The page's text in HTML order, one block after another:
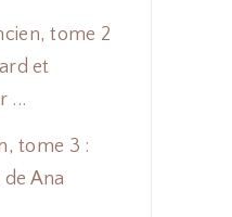
tome 2
et
...
tome 3 :
Ana